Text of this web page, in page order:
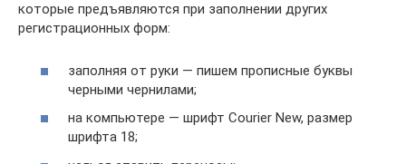
которые предъявляются при заполнении других
регистрационных форм:
заполняя от руки — пишем прописные буквы
черными чернилами;
на компьютере — шрифт Courier New, размер
шрифта 18;